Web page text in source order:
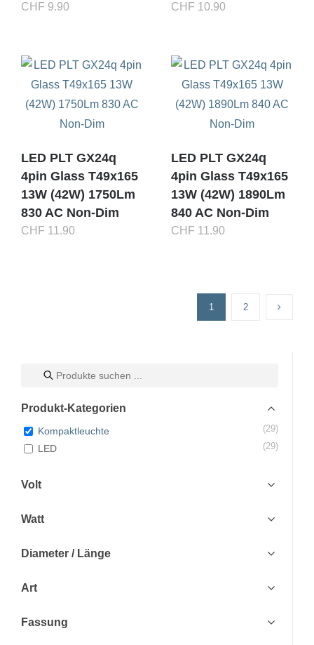
Products
search
Produkt-Kategorien
Kompaktleuchte (29)
LED (29)
Volt
Watt
Diameter / Länge
Art
Fassung
CHF 9.90 CHF 10.90
LED PLT GX24q
4pin Glass T49x165
13W (42W) 1750Lm
830 AC Non-Dim
CHF 11.90
LED PLT GX24q
4pin Glass T49x165
13W (42W) 1890Lm
840 AC Non-Dim
CHF 11.90
1 2